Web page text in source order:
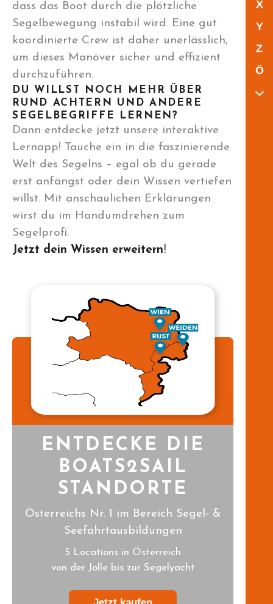
X
Y
Z
Ö
dass das Boot durch die plötzliche
Segelbewegung instabil wird. Eine gut
koordinierte Crew ist daher unerlässlich,
um dieses Manöver sicher und effizient
durchzuführen.
DU WILLST NOCH MEHR ÜBER
RUND ACHTERN UND ANDERE
SEGELBEGRIFFE LERNEN?
Dann entdecke jetzt unsere interaktive
Lernapp! Tauche ein in die faszinierende
Welt des Segelns – egal ob du gerade
erst anfängst oder dein Wissen vertiefen
willst. Mit anschaulichen Erklärungen
wirst du im Handumdrehen zum
Segelprofi.
Jetzt dein Wissen erweitern!
ENTDECKE DIE
BOATS2SAIL
STANDORTE
Österreichs Nr. 1 im Bereich Segel- &
Seefahrtausbildungen
5 Locations in Österreich
von der Jolle bis zur Segelyacht